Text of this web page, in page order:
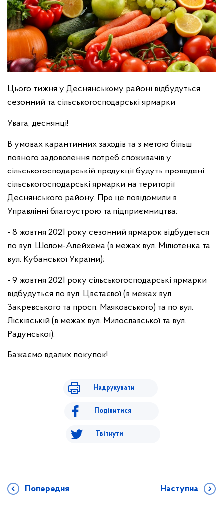
Цього тижня у Деснянському районі відбудуться
сезонний та сільськогосподарські ярмарки
Увага, деснянці!
В умовах карантинних заходів та з метою більш
повного задоволення потреб споживачів у
сільськогосподарській продукції будуть проведені
сільськогосподарські ярмарки на території
Деснянського району. Про це повідомили в
Управлінні благоустрою та підприємництва:
- 8 жовтня 2021 року сезонний ярмарок відбудеться
по вул. Шолом-Алейхема (в межах вул. Мілютенка та
вул. Кубанської України);
- 9 жовтня 2021 року сільськогосподарські ярмарки
відбудуться по вул. Цвєтаєвої (в межах вул.
Закревського та просп. Маяковського) та по вул.
Лісківській (в межах вул. Милославської та вул.
Радунської).
Бажаємо вдалих покупок!
Надрукувати
Поділитися
Твітнути
Попередня Наступна